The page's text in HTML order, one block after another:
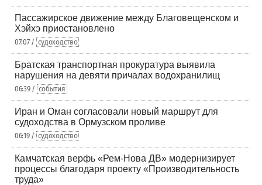
Пассажирское движение между Благовещенском и
Хэйхэ приостановлено
07:07 / судоходство
Братская транспортная прокуратура выявила
нарушения на девяти причалах водохранилищ
06:39 / события
Иран и Оман согласовали новый маршрут для
судоходства в Ормузском проливе
06:19 / судоходство
Камчатская верфь «Рем-Нова ДВ» модернизирует
процессы благодаря проекту «Производительность
труда»